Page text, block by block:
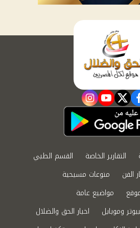
facebook
twitter
youtube
instagram
التقارير الخاصة
القسم الطبي
الفن
منوعات مسيحية
مواضيع عامة
وموبايل
اخبار الحق والضلال